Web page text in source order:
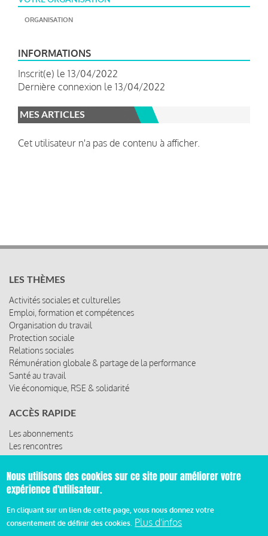
ORGANISATION
INFORMATIONS
Inscrit(e) le 13/04/2022
Dernière connexion le 13/04/2022
MES ARTICLES
Cet utilisateur n'a pas de contenu à afficher.
LES THÈMES
Activités sociales et culturelles
Emploi, formation et compétences
Organisation du travail
Protection sociale
Relations sociales
Rémunération globale & partage de la performance
Santé au travail
Vie économique, RSE & solidarité
ACCÈS RAPIDE
Les abonnements
Les rencontres
Les ressources
© 2019 Miroir Social - Réalisé parCafffeine
Nous utilisons des cookies sur ce site pour améliorer votre
expérience d'utilisateur.
En cliquant sur un lien de cette page, vous nous donnez votre
consentement de définir des cookies. Plus d'infos